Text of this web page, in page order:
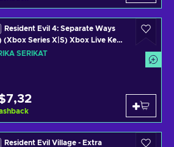
Resident Evil 4: Separate Ways
(Xbox Series X|S) Xbox Live Key
STATES
SERIKAT
Resident Evil Village - Extra